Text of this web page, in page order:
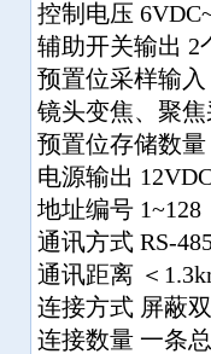
控制电压
辅助开关输出 2
预置位采样输
镜头变焦、聚
预置位存储数量
电源输出
地址编号 1~128
通讯方式 RS-
通讯距离 ＜
连接方式 屏蔽
连接数量 一条